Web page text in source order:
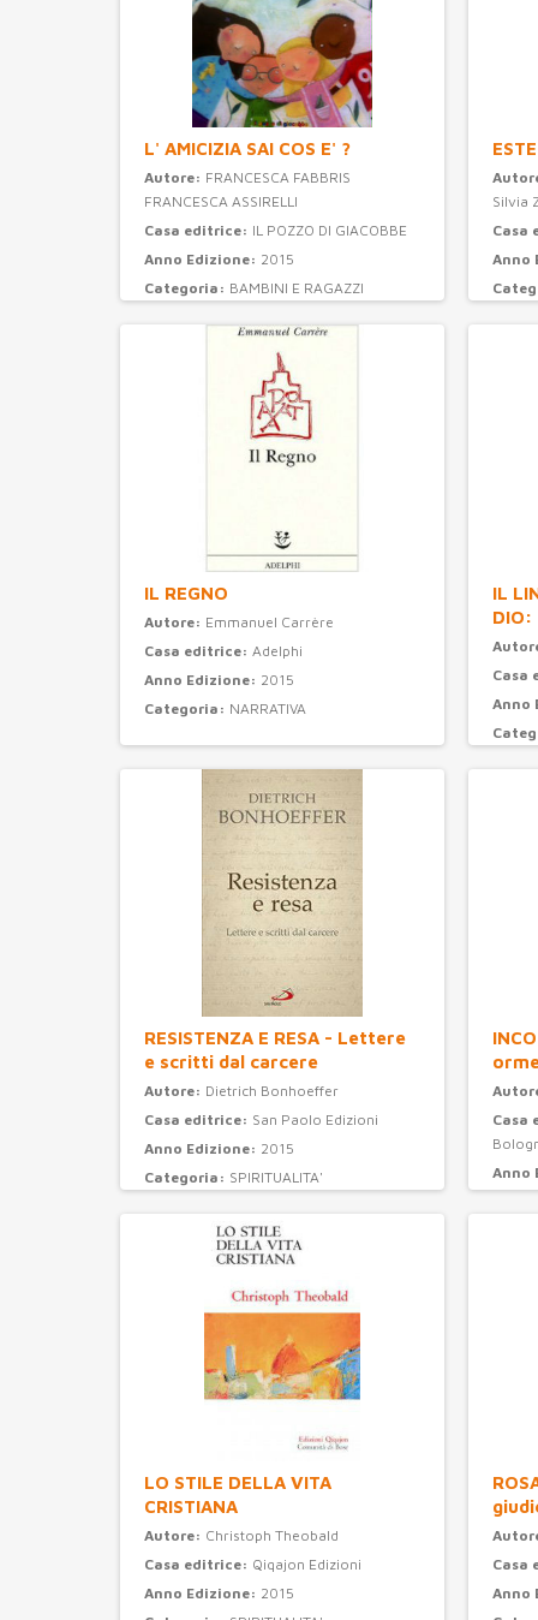
L' AMICIZIA SAI COS E' ?
Autore: FRANCESCA FABBRIS
FRANCESCA ASSIRELLI
Casa editrice: IL POZZO DI GIACOBBE
Anno Edizione: 2015
Categoria: BAMBINI E RAGAZZI
Silvia
Casa
Anno
IL REGNO
Autore: Emmanuel Carrère
Casa editrice: Adelphi
Anno Edizione: 2015
Categoria: NARRATIVA
IL
DIO:
Casa
Anno
RESISTENZA E RESA - Lettere
e scritti dal carcere
Autore: Dietrich Bonhoeffer
Casa editrice: San Paolo Edizioni
Anno Edizione: 2015
Categoria: SPIRITUALITA'
Casa
Anno
LO STILE DELLA VITA
CRISTIANA
Autore: Christoph Theobald
Casa editrice: Qiqajon Edizioni
Anno Edizione: 2015
Casa
Anno